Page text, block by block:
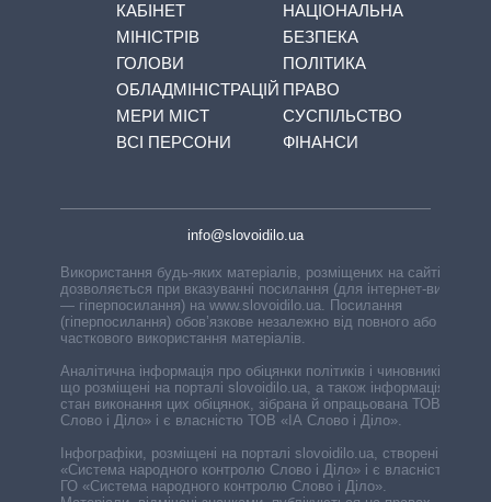
КАБІНЕТ
МІНІСТРІВ
ГОЛОВИ
ОБЛАДМІНІСТРАЦІЙ
МЕРИ МІСТ
ВСІ ПЕРСОНИ
НАЦІОНАЛЬНА
БЕЗПЕКА
ПОЛІТИКА
ПРАВО
СУСПІЛЬСТВО
ФІНАНСИ
info@slovoidilo.ua
Використання будь-яких матеріалів, розміщених на сайті,
дозволяється при вказуванні посилання (для інтернет-видань
— гіперпосилання) на www.slovoidilo.ua. Посилання
(гіперпосилання) обов’язкове незалежно від повного або
часткового використання матеріалів.
Аналітична інформація про обіцянки політиків і чиновників,
що розміщені на порталі slovoidilo.ua, а також інформація про
стан виконання цих обіцянок, зібрана й опрацьована ТОВ «ІА
Слово і Діло» і є власністю ТОВ «ІА Слово і Діло».
Інфографіки, розміщені на порталі slovoidilo.ua, створені ГО
«Система народного контролю Слово і Діло» і є власністю
ГО «Система народного контролю Слово і Діло».